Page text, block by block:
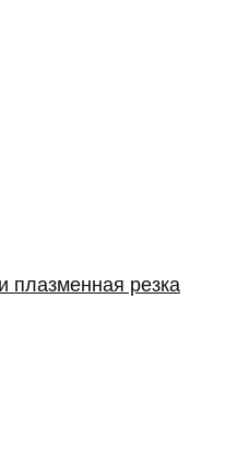
плазменная резка